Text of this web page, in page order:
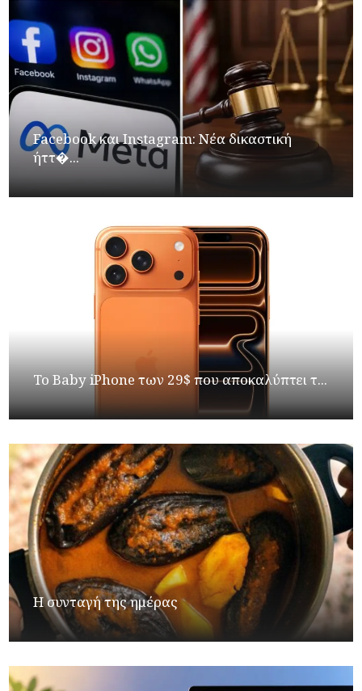
Facebook και Instagram: Νέα δικαστική
ήττ�...
Το Baby iPhone των 29$ που αποκαλύπτει τ...
Η συνταγή της ημέρας